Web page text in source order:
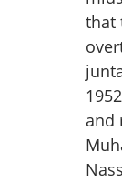
that
and